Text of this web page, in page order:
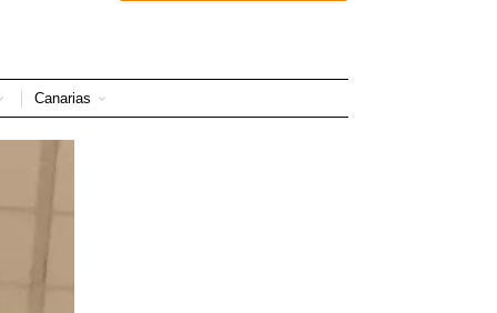
Canarias